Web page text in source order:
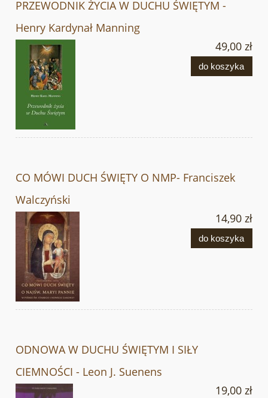
PRZEWODNIK ŻYCIA W DUCHU ŚWIĘTYM -
Henry Kardynał Manning
49,00 zł
do koszyka
CO MÓWI DUCH ŚWIĘTY O NMP- Franciszek
Walczyński
14,90 zł
do koszyka
ODNOWA W DUCHU ŚWIĘTYM I SIŁY
CIEMNOŚCI - Leon J. Suenens
19,00 zł